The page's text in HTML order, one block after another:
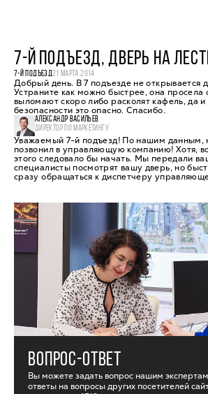
7-Й ПОДЪЕЗД, ДВЕРЬ НА
7-Й ПОДЪЕЗД21 МАРТА 2014
Добрый день. В 7 подъезде не открывается
Устраните как можно быстрее, она просела
выломают скоро либо расколят кафель, да и
безопасности это опасно. Спасибо.
АЛЕКСАНДР ВАСИЛЬЕВ
ДИРЕКТОР ПО МАРКЕТИНГУ
Уважаемый 7-й подъезд! По нашим данным,
позвонил в управляющую компанию! Хотя,
этого следовало бы начать. Мы передали
специалисты посмотрят вашу дверь, но
сразу обращаться к диспетчеру
ВОПРОС-ОТВЕТ
Вы можете задать вопрос нашим
ответы на вопросы других посетителей